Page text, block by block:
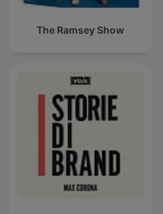
The Ramsey Show